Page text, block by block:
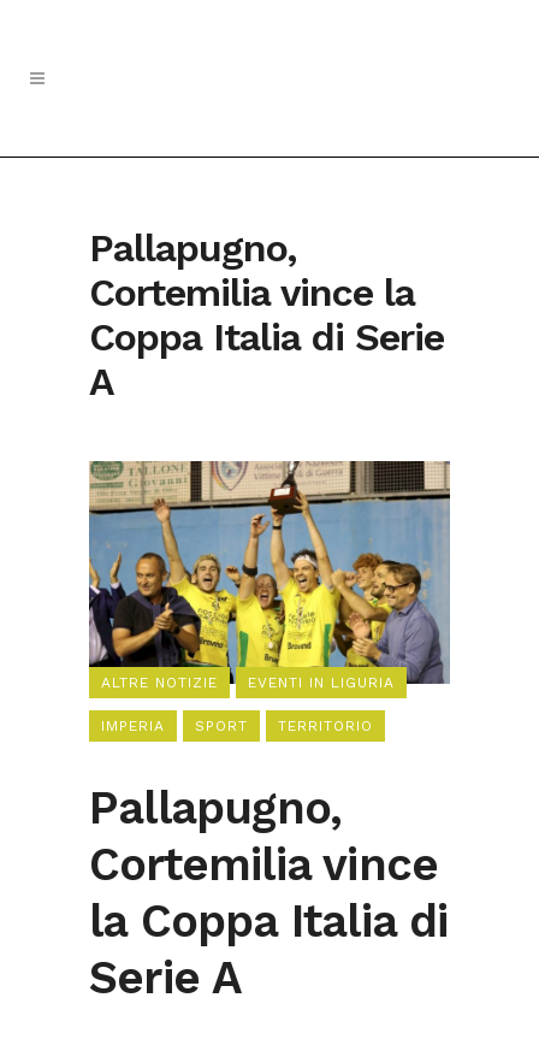
Pallapugno,
Cortemilia vince la
Coppa Italia di Serie
A
ALTRE NOTIZIE EVENTI IN LIGURIA
IMPERIA SPORT TERRITORIO
Pallapugno,
Cortemilia vince
la Coppa Italia di
Serie A